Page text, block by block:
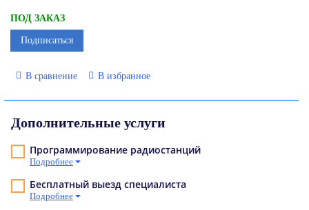
ПОД ЗАКАЗ
Подписаться
В сравнение В избранное
Дополнительные услуги
Программирование радиостанций
Подробнее
Бесплатный выезд специалиста
Подробнее